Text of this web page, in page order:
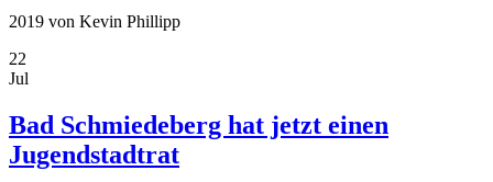
2019 von Kevin Phillipp
22
Jul
Bad Schmiedeberg hat jetzt einen
Jugendstadtrat